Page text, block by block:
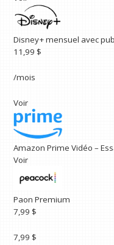
Disney+ mensuel avec
11,99 $
/mois
Voir
Amazon Prime Vidéo –
Voir
Paon Premium
7,99 $
7,99 $